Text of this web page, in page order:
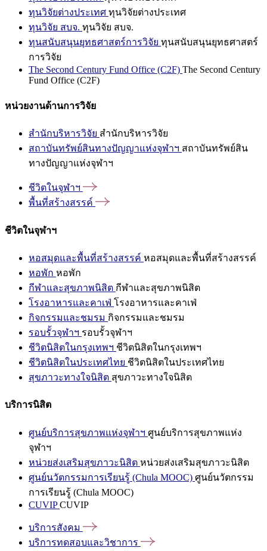
ทุนวิจัยต่างประเทศ ทุนวิจัยต่างประเทศ
ทุนวิจัย สบจ. ทุนวิจัย สบจ.
ทุนสนับสนุนยุทธศาสตร์การวิจัย ทุนสนับสนุนยุทธศาสตร์
การวิจัย
The Second Century Fund Office (C2F) The Second Century
Fund Office (C2F)
หน่วยงานด้านการวิจัย
สำนักบริหารวิจัย สำนักบริหารวิจัย
สถาบันทรัพย์สินทางปัญญาแห่งจุฬาฯ สถาบันทรัพย์สิน
ทางปัญญาแห่งจุฬาฯ
ชีวิตในจุฬาฯ
พื้นที่สร้างสรรค์
ชีวิตในจุฬาฯ
หอสมุดและพื้นที่สร้างสรรค์ หอสมุดและพื้นที่สร้างสรรค์
หอพัก หอพัก
กีฬาและสุขภาพนิสิต กีฬาและสุขภาพนิสิต
โรงอาหารและคาเฟ่ โรงอาหารและคาเฟ่
กิจกรรมและชมรม กิจกรรมและชมรม
รอบรั้วจุฬาฯ รอบรั้วจุฬาฯ
ชีวิตนิสิตในกรุงเทพฯ ชีวิตนิสิตในกรุงเทพฯ
ชีวิตนิสิตในประเทศไทย ชีวิตนิสิตในประเทศไทย
สุขภาวะทางใจนิสิต สุขภาวะทางใจนิสิต
บริการนิสิต
ศูนย์บริการสุขภาพแห่งจุฬาฯ ศูนย์บริการสุขภาพแห่ง
จุฬาฯ
หน่วยส่งเสริมสุขภาวะนิสิต หน่วยส่งเสริมสุขภาวะนิสิต
ศูนย์นวัตกรรมการเรียนรู้ (Chula MOOC) ศูนย์นวัตกรรม
การเรียนรู้ (Chula MOOC)
CUVIPCUVIP
บริการสังคม
บริการทดสอบและวิชาการ